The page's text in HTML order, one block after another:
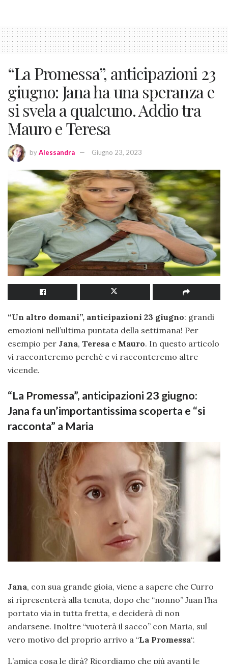
“La Promessa”, anticipazioni 23
giugno: Jana ha una speranza e
si svela a qualcuno. Addio tra
Mauro e Teresa
byAlessandra Giugno 23, 2023
“Un altro domani”, anticipazioni 23 giugno: grandi
emozioni nell’ultima puntata della settimana! Per
esempio per Jana, Teresa e Mauro. In questo articolo
vi racconteremo perché e vi racconteremo altre
vicende.
“La Promessa”, anticipazioni 23 giugno:
Jana fa un’importantissima scoperta e “si
racconta” a Maria
Jana, con sua grande gioia, viene a sapere che Curro
si ripresenterà alla tenuta, dopo che “nonno” Juan l’ha
portato via in tutta fretta, e deciderà di non
andarsene. Inoltre “vuoterà il sacco” con Maria, sul
vero motivo del proprio arrivo a “La Promessa“.
L’amica cosa le dirà? Ricordiamo che più avanti le